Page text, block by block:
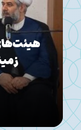
دوره